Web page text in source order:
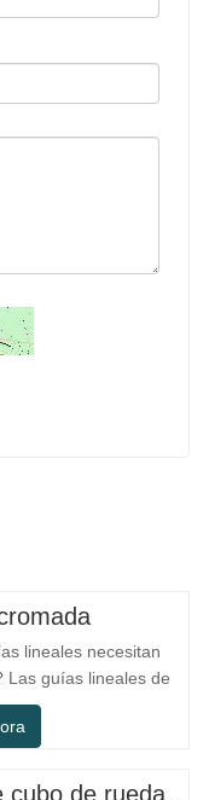
lineales necesitan
Las guías lineales de
satisfacer las
básicas en
en escenarios de